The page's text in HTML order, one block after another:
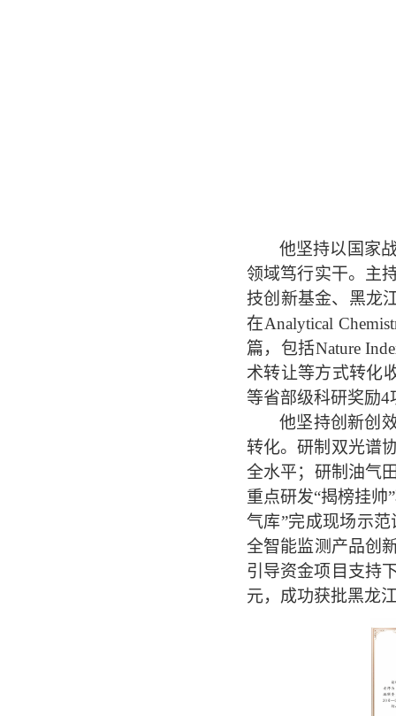
他坚持以国家
领域笃行实干。主
技创新基金、黑龙
在Analytical
篇，包括Nature
术转让等方式转化
等省部级科研奖励4
他坚持创新创
转化。研制双光谱
全水平；研制油气
重点研发“揭榜挂
气库”完成现场示
全智能监测产品创
引导资金项目支持
元，成功获批黑龙